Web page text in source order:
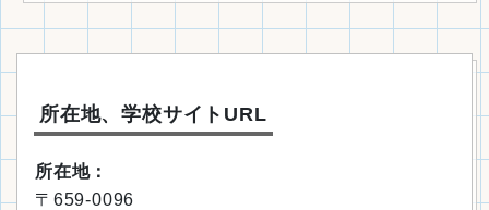
所在地、学校サイトURL
所在地：
〒659-0096